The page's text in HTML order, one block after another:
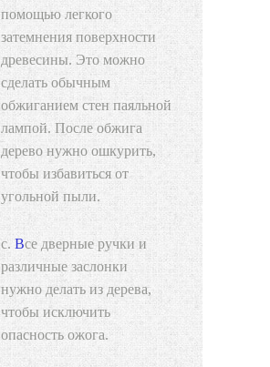
помощью легкого
затемнения поверхности
древесины. Это можно
сделать обычным
обжиганием стен паяльной
лампой. После обжига
дерево нужно ошкурить,
чтобы избавиться от
угольной пыли.
Все дверные ручки и
различные заслонки
нужно делать из дерева,
чтобы исключить
опасность ожога.